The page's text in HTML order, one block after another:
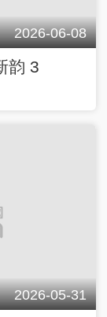
2026-06-08
韵 3
2026-05-31